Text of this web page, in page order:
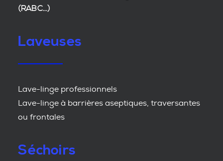
(RABC...)
Laveuses
Lave-linge professionnels
Lave-linge à barrières aseptiques, traversantes
ou frontales
Séchoirs